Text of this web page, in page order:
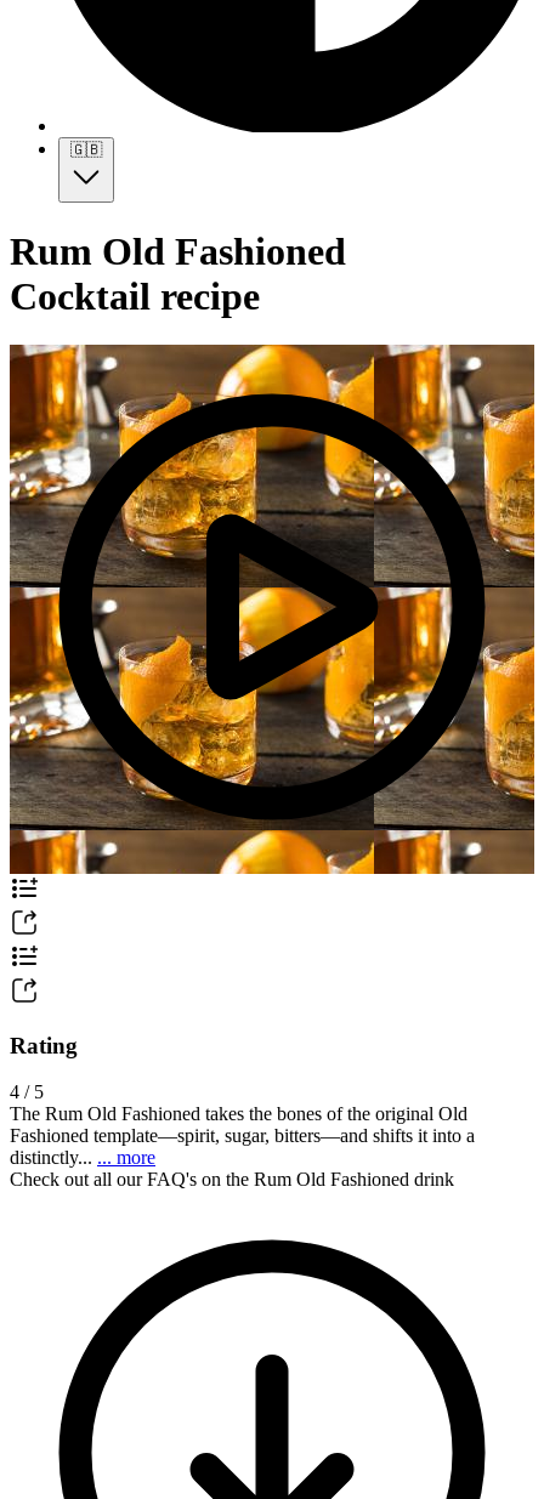
🇬🇧
Rum Old Fashioned
Cocktail recipe
Rating
4 / 5
The Rum Old Fashioned takes the bones of the original Old
Fashioned template—spirit, sugar, bitters—and shifts it into a
distinctly... ... more
Check out all our FAQ's on the Rum Old Fashioned drink